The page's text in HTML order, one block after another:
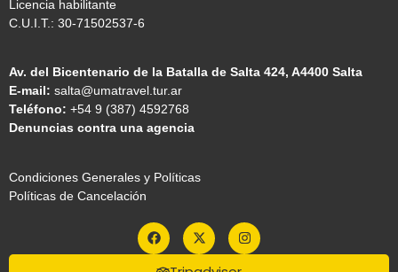
Licencia habilitante
C.U.I.T.: 30-71502537-6
Av. del Bicentenario de la Batalla de Salta 424, A4400 Salta
E-mail: salta@umatravel.tur.ar
Teléfono: +54 9 (387) 4592768
Denuncias contra una agencia
Condiciones Generales y Políticas
Políticas de Cancelación